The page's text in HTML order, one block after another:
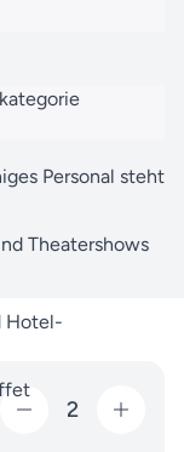
stehen Ihnen
zu
begeistern
Personal steht
Theatershows
Hotel-
2